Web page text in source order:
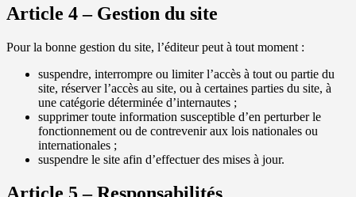
Article 4 – Gestion du site
Pour la bonne gestion du site, l’éditeur peut à tout moment :
suspendre, interrompre ou limiter l’accès à tout ou partie du
site, réserver l’accès au site, ou à certaines parties du site, à
une catégorie déterminée d’internautes ;
supprimer toute information susceptible d’en perturber le
fonctionnement ou de contrevenir aux lois nationales ou
internationales ;
suspendre le site afin d’effectuer des mises à jour.
Article 5 – Responsabilités